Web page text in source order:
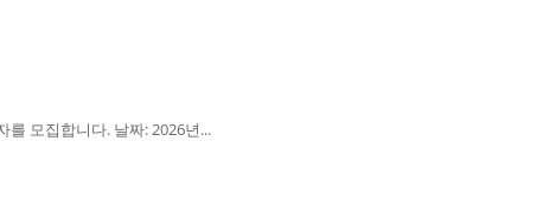
모집합니다. 날짜: 2026년...